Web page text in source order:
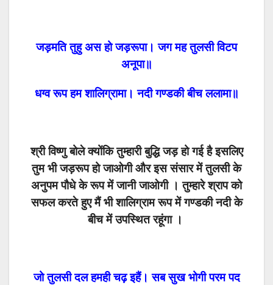
जड़मति तुहु अस हो जड़रूपा। जग मह तुलसी विटप
अनूपा॥
धग्व रूप हम शालिग्रामा। नदी गण्डकी बीच ललामा॥
श्री विष्णु बोले क्योंकि तुम्हारी बुद्धि जड़ हो गई है इसलिए
तुम भी जड़रूप हो जाओगी और इस संसार में तुलसी के
अनुपम पौधे के रूप में जानी जाओगी । तुम्हारे श्राप को
सफल करते हुए मैं भी शालिग्राम रूप में गण्डकी नदी के
बीच में उपस्थित रहूंगा ।
जो तुलसी दल हमही चढ़ इहैं। सब सुख भोगी परम पद